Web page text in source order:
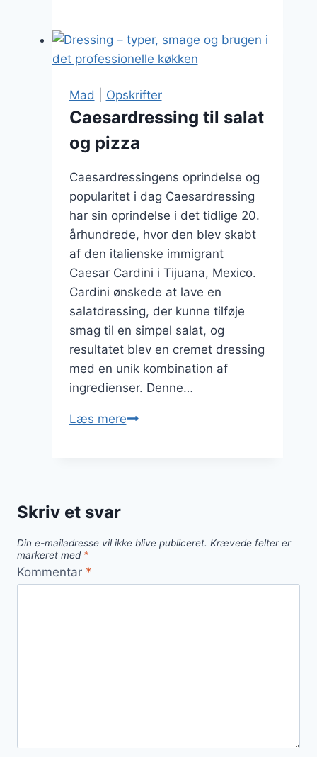
grøntsager
Mad Opskrifter
Caesardressing til salat
og pizza
Caesardressingens oprindelse og
popularitet i dag Caesardressing
har sin oprindelse i det tidlige 20.
århundrede, hvor den blev skabt
af den italienske immigrant
Caesar Cardini i Tijuana, Mexico.
Cardini ønskede at lave en
salatdressing, der kunne tilføje
smag til en simpel salat, og
resultatet blev en cremet dressing
med en unik kombination af
ingredienser. Denne…
Læs mereCaesardressing
Skriv et svar
Din e-mailadresse vil ikke blive publiceret. Krævede felter er
markeret med *
Kommentar *